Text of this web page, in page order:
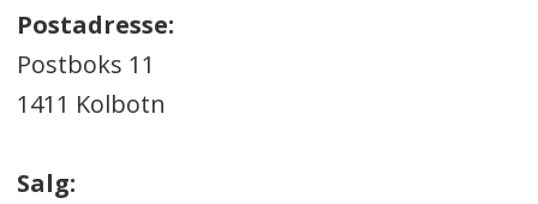
Postadresse:
Postboks 11
1411 Kolbotn
Salg: